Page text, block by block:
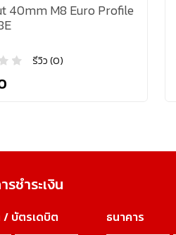
40mm M8 Euro Profile
รีวิว (0)
รชำระเงิน
/ บัตรเดบิต ธนาคาร